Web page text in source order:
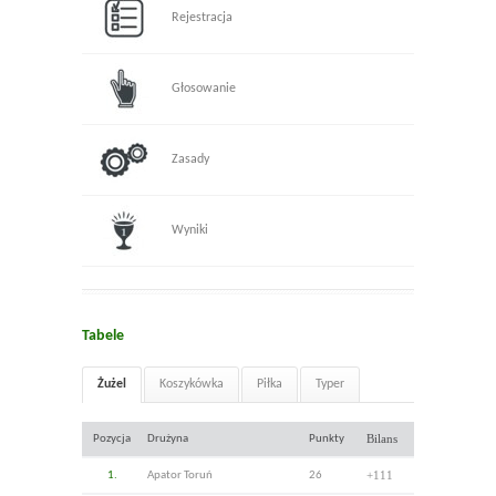
Rejestracja
Głosowanie
Zasady
Wyniki
Tabele
Żużel Koszykówka Piłka Typer
Pozycja Drużyna Punkty Bilans
1. Apator Toruń 26 +111